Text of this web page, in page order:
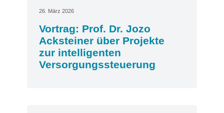
26. März 2026
Vortrag: Prof. Dr. Jozo
Acksteiner über Projekte
zur intelligenten
Versorgungssteuerung